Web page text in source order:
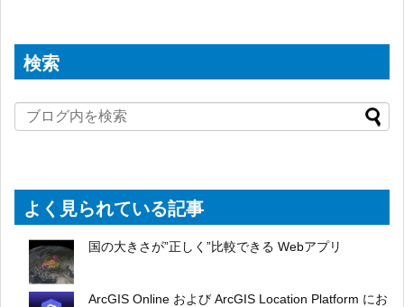
検索
よく見られている記事
国の大きさが”正しく”比較できる Webアプリ
ArcGIS Online および ArcGIS Location Platform にお